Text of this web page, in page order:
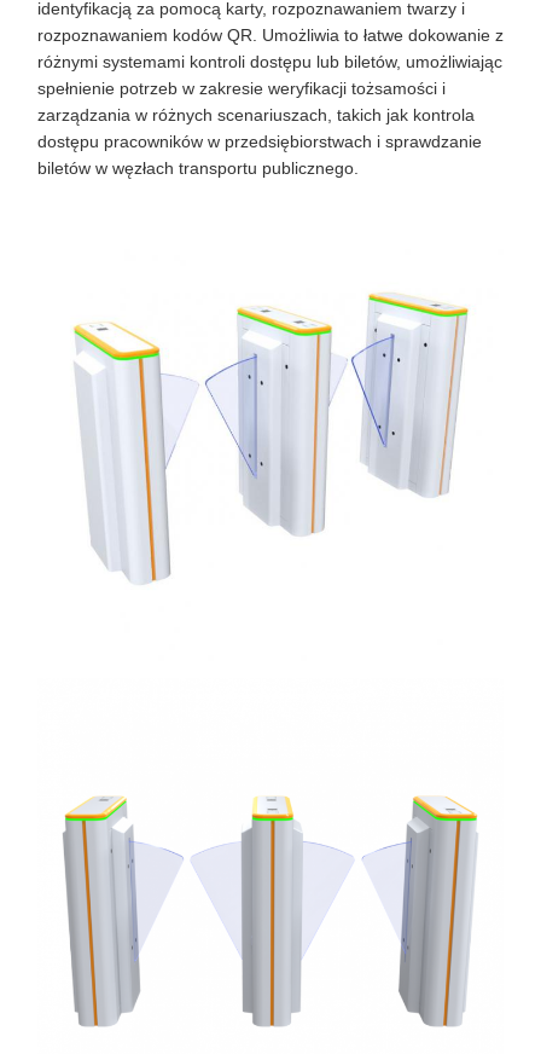
identyfikacją za pomocą karty, rozpoznawaniem twarzy i
rozpoznawaniem kodów QR. Umożliwia to łatwe dokowanie z
różnymi systemami kontroli dostępu lub biletów, umożliwiając
spełnienie potrzeb w zakresie weryfikacji tożsamości i
zarządzania w różnych scenariuszach, takich jak kontrola
dostępu pracowników w przedsiębiorstwach i sprawdzanie
biletów w węzłach transportu publicznego.